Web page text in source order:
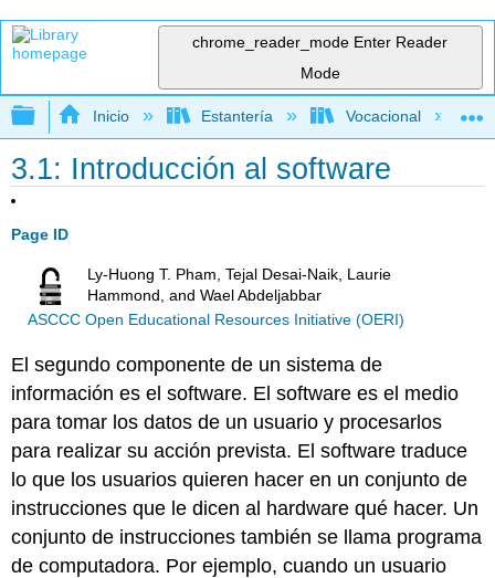
chrome_reader_mode Enter Reader
Mode
Expandir/contraer jerarquía global
Inicio Estantería Vocacional
3.1: Introducción al software
Page ID
Ly-Huong T. Pham, Tejal Desai-Naik, Laurie
Hammond, and Wael Abdeljabbar
ASCCC Open Educational Resources Initiative (OERI)
El segundo componente de un sistema de
información es el software. El software es el medio
para tomar los datos de un usuario y procesarlos
para realizar su acción prevista. El software traduce
lo que los usuarios quieren hacer en un conjunto de
instrucciones que le dicen al hardware qué hacer. Un
conjunto de instrucciones también se llama programa
de computadora. Por ejemplo, cuando un usuario